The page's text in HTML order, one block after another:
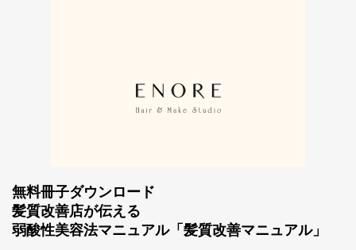
無料冊子ダウンロード
髪質改善店が伝える
弱酸性美容法マニュアル「髪質改善マニュアル」
スマホ公式アプリのご案内